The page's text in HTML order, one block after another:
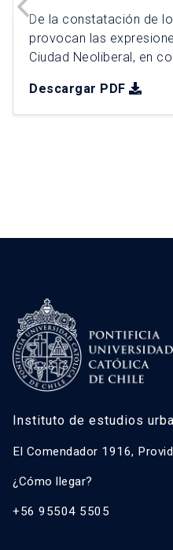
De la constatación de
provocan las
Ciudad Neoliberal, en
intervención urbana
posible?”, como una
Descargar PDF
Instituto de estudios
El Comendador 1916,
¿Cómo llegar?
+56 95504 5505